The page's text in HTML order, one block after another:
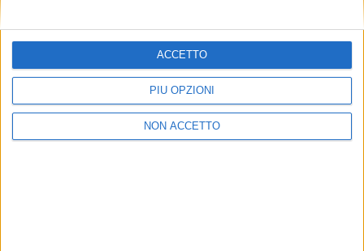
PIÙ OPZIONI
NON ACCETTO
ACCETTO